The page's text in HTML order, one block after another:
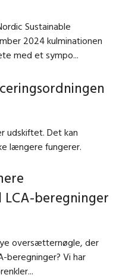
Sustainable
2024 kulminationen
med et sympo...
udskiftet. Det kan
længere fungerer.
beregninger
oversætternøgle, der
beregninger? Vi har